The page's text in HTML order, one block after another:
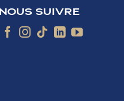
NOUS SUIVRE